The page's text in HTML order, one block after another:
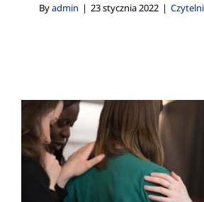
Byadmin | 23 stycznia 2022 |
Psychoterapia jest